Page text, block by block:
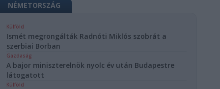
NÉMETORSZÁG
Külföld
Ismét megrongálták Radnóti Miklós szobrát a
szerbiai Borban
Gazdaság
A bajor miniszterelnök nyolc év után Budapestre
látogatott
Külföld